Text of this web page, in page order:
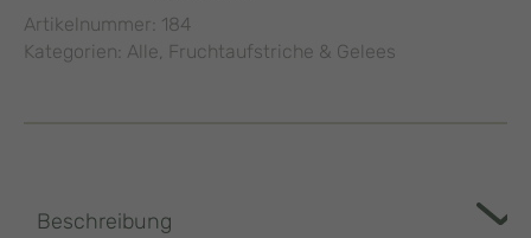
Artikelnummer: 184
Kategorien: Alle, Fruchtaufstriche & Gelees
Beschreibung